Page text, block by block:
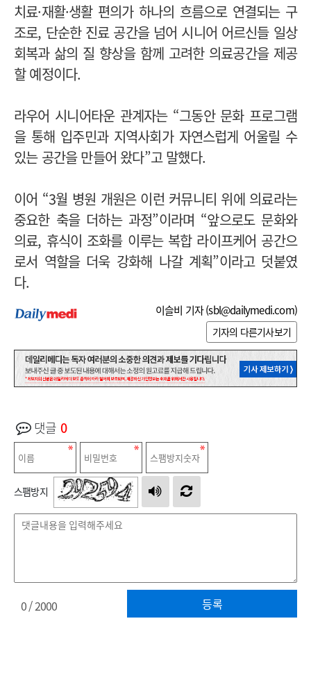
치료·재활·생활 편의가 하나의 흐름으로 연결되는 구
조로, 단순한 진료 공간을 넘어 시니어 어르신들 일상
회복과 삶의 질 향상을 함께 고려한 의료공간을 제공
할 예정이다.
라우어 시니어타운 관계자는 “그동안 문화 프로그램
을 통해 입주민과 지역사회가 자연스럽게 어울릴 수
있는 공간을 만들어 왔다”고 말했다.
이어 “3월 병원 개원은 이런 커뮤니티 위에 의료라는
중요한 축을 더하는 과정”이라며 “앞으로도 문화와
의료, 휴식이 조화를 이루는 복합 라이프케어 공간으
로서 역할을 더욱 강화해 나갈 계획”이라고 덧붙였
다.
이슬비 기자 (sbl@dailymedi.com)
기자의 다른기사보기
댓글 0
스팸방지
등록
0/ 2000